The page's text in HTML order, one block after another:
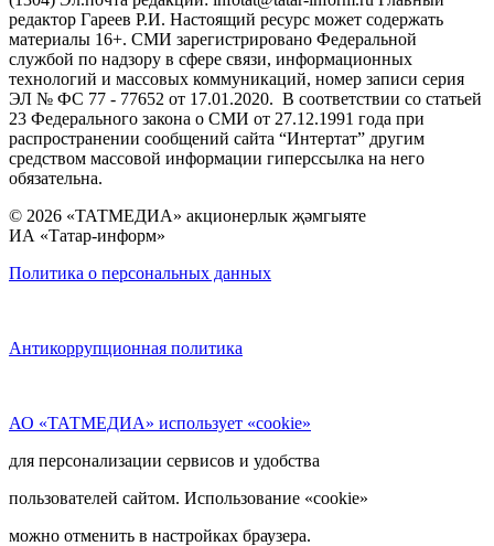
редактор Гареев Р.И. Настоящий ресурс может содержать
материалы 16+. СМИ зарегистрировано Федеральной
службой по надзору в сфере связи, информационных
технологий и массовых коммуникаций, номер записи серия
ЭЛ № ФС 77 - 77652 от 17.01.2020. В соответствии со статьей
23 Федерального закона о СМИ от 27.12.1991 года при
распространении сообщений сайта “Интертат” другим
средством массовой информации гиперссылка на него
обязательна.
© 2026 «ТАТМЕДИА» акционерлык җәмгыяте
ИА «Татар-информ»
Политика о персональных данных
Антикоррупционная политика
АО «ТАТМЕДИА» использует «cookie»
для персонализации сервисов и удобства
пользователей сайтом. Использование «cookie»
можно отменить в настройках браузера.